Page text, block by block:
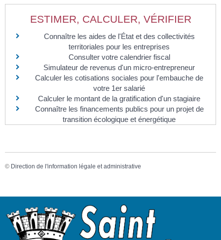
ESTIMER, CALCULER, VÉRIFIER
Connaître les aides de l'État et des collectivités
territoriales pour les entreprises
Consulter votre calendrier fiscal
Simulateur de revenus d'un micro-entrepreneur
Calculer les cotisations sociales pour l'embauche de
votre 1er salarié
Calculer le montant de la gratification d'un stagiaire
Connaître les financements publics pour un projet de
transition écologique et énergétique
© Direction de l'information légale et administrative